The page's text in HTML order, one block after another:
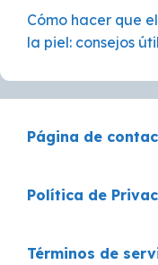
Cómo hacer que
la piel: consejos
Página de
Política de
Términos de